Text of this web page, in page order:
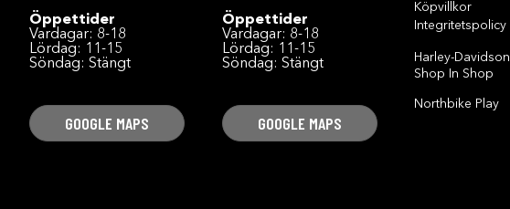
Öppettider
Vardagar: 8-18
Lördag: 11-15
Söndag: Stängt
GOOGLE MAPS
Öppettider
Vardagar: 8-18
Lördag: 11-15
Söndag: Stängt
GOOGLE MAPS
Köpvillkor
Integritetspolicy
Harley-Davidson
Shop In Shop
Northbike Play